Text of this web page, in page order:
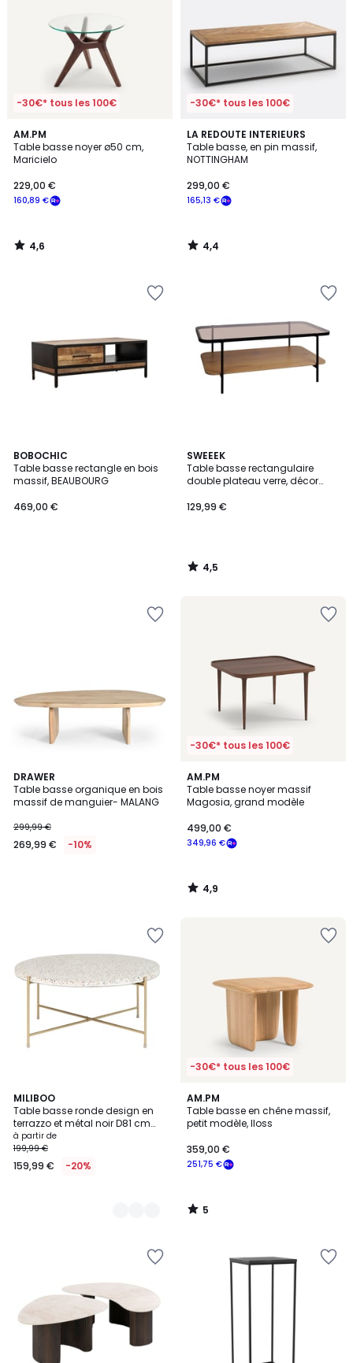
-30€* tous les 100€
AM.PM
Table basse noyer ø50 cm,
Maricielo
160,89 €
229,00 €
4,6
/ 5
4,6
/
-30€* tous les 100€
LA REDOUTE INTERIEURS
Table basse, en pin massif,
NOTTINGHAM
165,13 €
299,00 €
4,4
/ 5
4,4
/
BOBOCHIC
Table basse rectangle en bois
massif, BEAUBOURG
469,00 €
SWEEEK
Table basse rectangulaire
double plateau verre, décor
129,99 €
4,5
/ 5
4,5
/
DRAWER
Table basse organique en bois
massif de manguier- MALANG
299,99 €
269,99 € -10%
-30€* tous les 100€
AM.PM
Table basse noyer massif
Magosia, grand modèle
349,96 €
499,00 €
4,9
/ 5
4,9
/
MILIBOO
Table basse ronde design en
terrazzo et métal noir D81 cm
MEZZO
à partir de
199,99 €
159,99 € -20%
2
Couleurs
-30€* tous les 100€
AM.PM
Table basse en chêne massif,
petit modèle, Iloss
251,75 €
359,00 €
5
/
5
5
/